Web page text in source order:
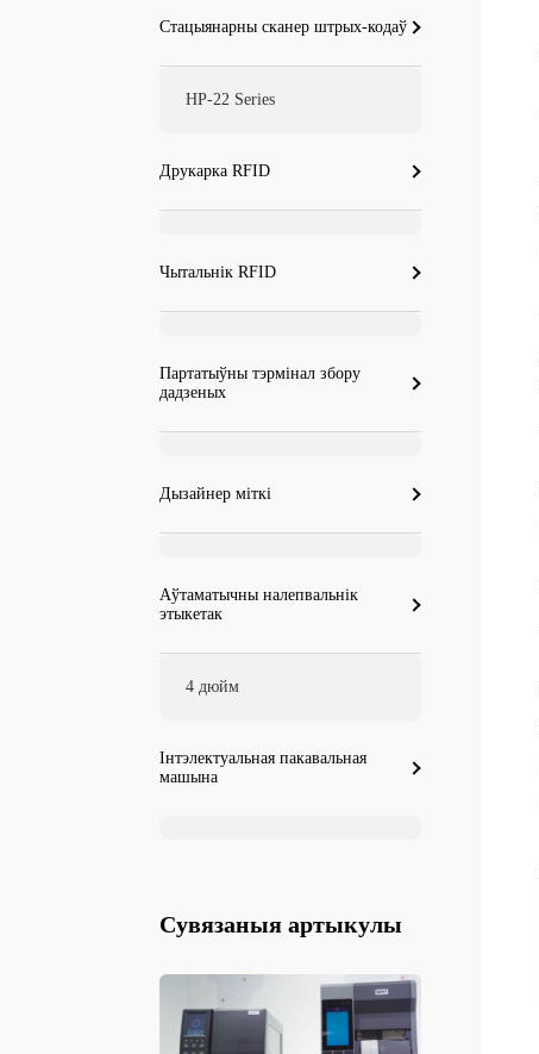
Стацыянарны сканер штрых-кодаў
HP-22 Series
Друкарка RFID
Чытальнік RFID
Партатыўны тэрмінал збору
дадзеных
Дызайнер міткі
Аўтаматычны налепвальнік
этыкетак
4 дюйм
Інтэлектуальная пакавальная
машына
Сувязаныя артыкулы